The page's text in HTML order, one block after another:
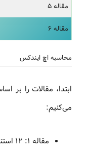
مقاله ۵
مقاله ۶
محاسبه اچ ایندکس
ابتدا، مقالات را بر
می‌کنیم:
مقاله ۱: ۱۲ استناد